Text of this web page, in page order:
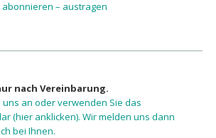
– austragen
nach Vereinbarung.
uns an oder verwenden Sie das
(hier anklicken). Wir melden uns dann
bei Ihnen.